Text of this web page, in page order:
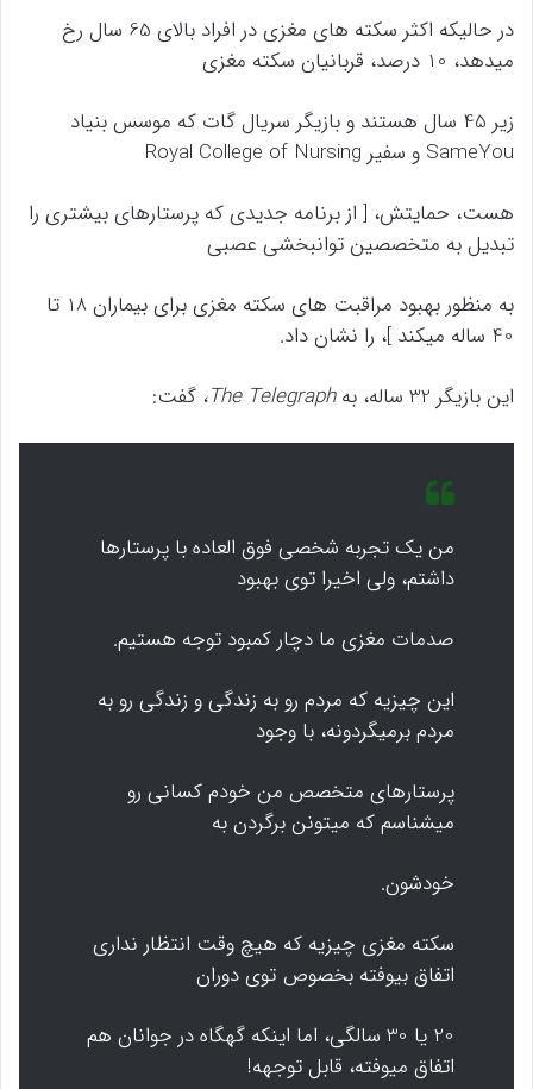
در حالیکه اکثر سکته های مغزی در افراد بالای 65 سال رخ
میدهد، 10 درصد، قربانیان سکته مغزی
زیر 45 سال هستند و بازیگر سریال گات که موسس بنیاد
SameYou و سفیر Royal College of Nursing
هست، حمایتش، [ از برنامه جدیدی که پرستارهای بیشتری را
تبدیل به متخصصین توانبخشی عصبی
به منظور بهبود مراقبت های سکته مغزی برای بیماران 18 تا
40 ساله میکند ]، را نشان داد.
این بازیگر 32 ساله، به
The Telegraph، گفت:
من یک تجربه شخصی فوق العاده با پرستارها
داشتم، ولی اخیرا توی بهبود
صدمات مغزی ما دچار کمبود توجه هستیم.
این چیزیه که مردم رو به زندگی و زندگی رو به
مردم برمیگردونه، با وجود
پرستارهای متخصص من خودم کسانی رو
میشناسم که میتونن برگردن به
خودشون.
سکته مغزی چیزیه که هیچ وقت انتظار نداری
اتفاق بیوفته بخصوص توی دوران
20 یا 30 سالگی، اما اینکه گهگاه در جوانان هم
اتفاق میوفته، قابل توجهه!